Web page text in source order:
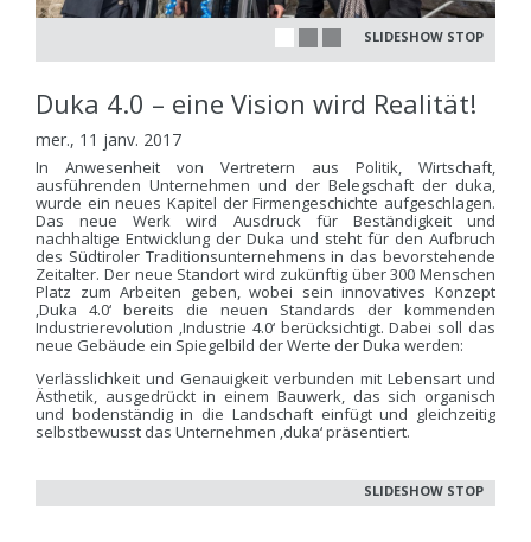
SLIDESHOW STOP
Duka 4.0 – eine Vision wird Realität!
mer., 11 janv. 2017
In Anwesenheit von Vertretern aus Politik, Wirtschaft,
ausführenden Unternehmen und der Belegschaft der duka,
wurde ein neues Kapitel der Firmengeschichte aufgeschlagen.
Das neue Werk wird Ausdruck für Beständigkeit und
nachhaltige Entwicklung der Duka und steht für den Aufbruch
des Südtiroler Traditionsunternehmens in das bevorstehende
Zeitalter. Der neue Standort wird zukünftig über 300 Menschen
Platz zum Arbeiten geben, wobei sein innovatives Konzept
‚Duka 4.0‘ bereits die neuen Standards der kommenden
Industrierevolution ‚Industrie 4.0‘ berücksichtigt. Dabei soll das
neue Gebäude ein Spiegelbild der Werte der Duka werden:
Verlässlichkeit und Genauigkeit verbunden mit Lebensart und
Ästhetik, ausgedrückt in einem Bauwerk, das sich organisch
und bodenständig in die Landschaft einfügt und gleichzeitig
selbstbewusst das Unternehmen ‚duka‘ präsentiert.
SLIDESHOW STOP